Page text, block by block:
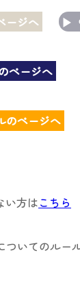
ージへ
ページへ
のページへ
い方はこちら
ついてのルー